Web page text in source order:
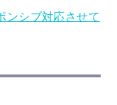
ンシブ対応させて